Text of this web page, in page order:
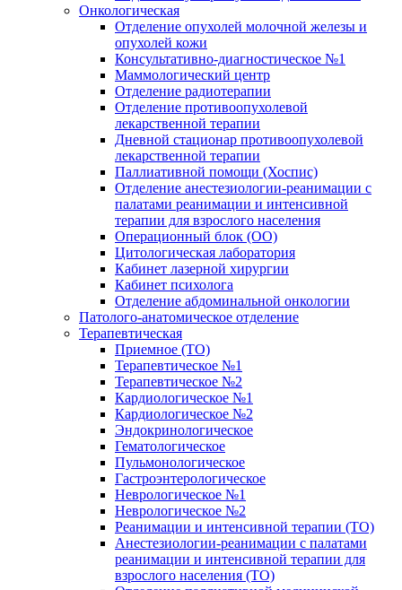
Онкологическая
Отделение опухолей молочной железы и
опухолей кожи
Консультативно-диагностическое №1
Маммологический центр
Отделение радиотерапии
Отделение противоопухолевой
лекарственной терапии
Дневной стационар противоопухолевой
лекарственной терапии
Паллиативной помощи (Хоспис)
Отделение анестезиологии-реанимации с
палатами реанимации и интенсивной
терапии для взрослого населения
Операционный блок (ОО)
Цитологическая лаборатория
Кабинет лазерной хирургии
Кабинет психолога
Отделение абдоминальной онкологии
Патолого-анатомическое отделение
Терапевтическая
Приемное (ТО)
Терапевтическое №1
Терапевтическое №2
Кардиологическое №1
Кардиологическое №2
Эндокринологическое
Гематологическое
Пульмонологическое
Гастроэнтерологическое
Неврологическое №1
Неврологическое №2
Реанимации и интенсивной терапии (ТО)
Анестезиологии-реанимации с палатами
реанимации и интенсивной терапии для
взрослого населения (ТО)